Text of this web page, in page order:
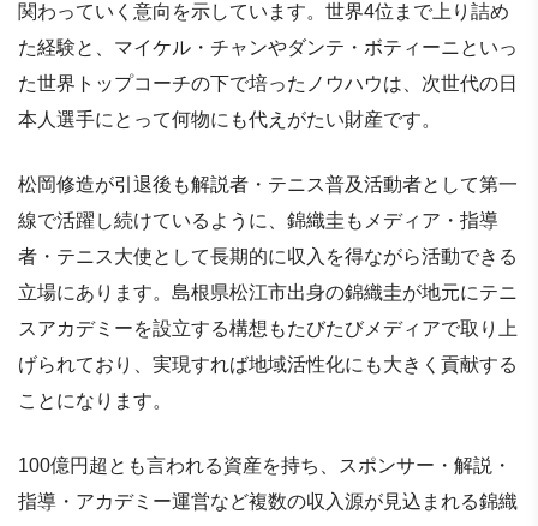
関わっていく意向を示しています。世界4位まで上り詰め
た経験と、マイケル・チャンやダンテ・ボティーニといっ
た世界トップコーチの下で培ったノウハウは、次世代の日
本人選手にとって何物にも代えがたい財産です。
松岡修造が引退後も解説者・テニス普及活動者として第一
線で活躍し続けているように、錦織圭もメディア・指導
者・テニス大使として長期的に収入を得ながら活動できる
立場にあります。島根県松江市出身の錦織圭が地元にテニ
スアカデミーを設立する構想もたびたびメディアで取り上
げられており、実現すれば地域活性化にも大きく貢献する
ことになります。
100億円超とも言われる資産を持ち、スポンサー・解説・
指導・アカデミー運営など複数の収入源が見込まれる錦織